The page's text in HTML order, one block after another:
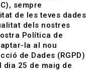
i
2022
sempre
de les teves dades
dels nostres
Política de
la al nou
de Dades (RGPD)
dia 25 de maig de